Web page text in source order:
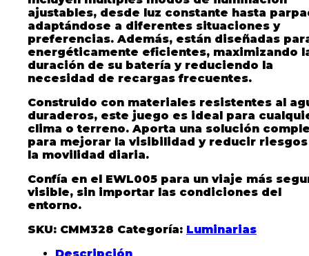
ajustables, desde luz constante hasta
adaptándose a diferentes situaciones y
preferencias. Además, están diseñadas
energéticamente eficientes, maximizando
duración de su batería y reduciendo la
necesidad de recargas frecuentes.
Construido con materiales resistentes al
duraderos, este juego es ideal para
clima o terreno. Aporta una solución
para mejorar la visibilidad y reducir riesgos
la movilidad diaria.
Confía en el EWL005 para un viaje más
visible, sin importar las condiciones del
entorno.
SKU: CMM328 Categoría: Luminarias